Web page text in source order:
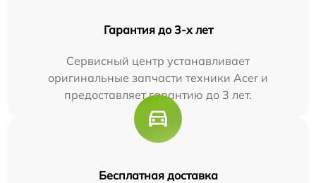
Гарантия до 3-х лет
Сервисный центр устанавливает
оригинальные запчасти техники Acer и
предоставляет гарантию до 3 лет.
Бесплатная доставка